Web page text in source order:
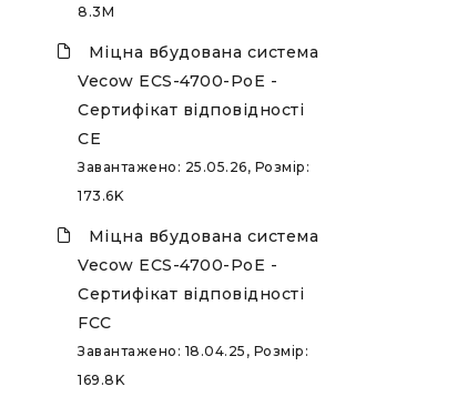
8.3M
Міцна вбудована система
Vecow ECS-4700-PoE -
Сертифікат відповідності
CE
Завантажено: 25.05.26, Розмір:
173.6K
Міцна вбудована система
Vecow ECS-4700-PoE -
Сертифікат відповідності
FCC
Завантажено: 18.04.25, Розмір:
169.8K